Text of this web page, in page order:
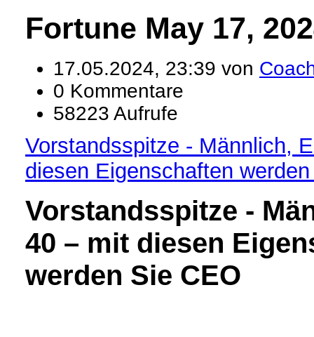
Fortune May 17,
17.05.2024, 23:39 von
0 Kommentare
58223 Aufrufe
Vorstandsspitze - Männlich,
diesen Eigenschaften
Vorstandsspitze -
40 – mit diesen
werden Sie CEO